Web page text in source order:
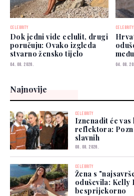
CELEBRITY
Dok jedni vide celulit, drugi
poručuju: Ovako izgleda
stvarno žensko tijelo
04. 08. 2026.
CELEBRITY
04. 08.
Najnovije
CELEBRITY
Iznenadit će
reflektora:
slavnih
08. 08. 2026.
CELEBRITY
Žena s
oduševila: Kelly
besprijekorno